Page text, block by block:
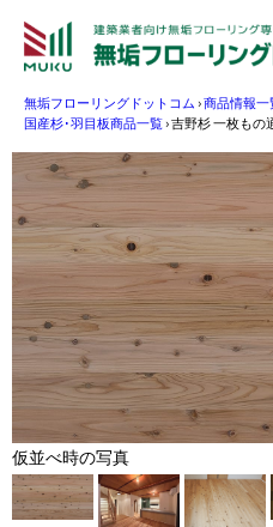
無垢フローリングドットコム›商品情報一
国産杉･羽目板商品一覧›吉野杉 一枚もの
仮並べ時の写真